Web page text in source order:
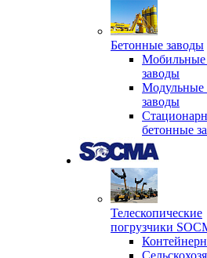
Бетонные заводы
Мобильные
заводы
Модульные
заводы
бетонные
Телескопические
погрузчики